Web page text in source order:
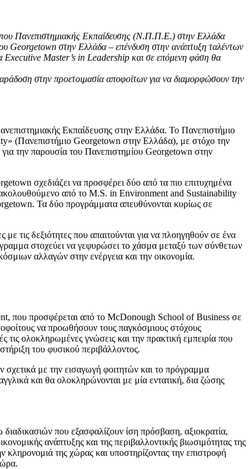
Πανεπιστημιακής Εκπαίδευσης (Ν.Π.Π.Ε.) στην Ελλάδα
Georgetown στην Ελλάδα – επένδυση στην ανάπτυξη ταλέντων
Executive Master’s in Leadership και σε επόμενη φάση θα
στην προετοιμασία αποφοίτων για να διαμορφώσουν την
Εκπαίδευσης στην Ελλάδα. Το Πανεπιστήμιο
(Πανεπιστήμιο Georgetown στην Ελλάδα), με στόχο την
την παρουσία του Πανεπιστημίου Georgetown στην
σχεδιάζει να προσφέρει δύο από τα πιο επιτυχημένα
από το M.S. in Environment and Sustainability
Τα δύο προγράμματα απευθύνονται κυρίως σε
τις δεξιότητες που απαιτούνται για να πλοηγηθούν σε ένα
στοχεύει να γεφυρώσει το χάσμα μεταξύ των σύνθετων
αλλαγών στην ενέργεια και την οικονομία.
που προσφέρεται από το McDonough School of Business σε
να προωθήσουν τους παγκόσμιους στόχους
ολοκληρωμένες γνώσεις και την πρακτική εμπειρία που
του φυσικού περιβάλλοντος.
με την εισαγωγή φοιτητών και το πρόγραμμα
και θα ολοκληρώνονται με μία εντατική, δια ζώσης
που εξασφαλίζουν ίση πρόσβαση, αξιοκρατία,
ανάπτυξης και της περιβαλλοντικής βιωσιμότητας της
κληρονομιά της χώρας και υποστηρίζοντας την επιστροφή